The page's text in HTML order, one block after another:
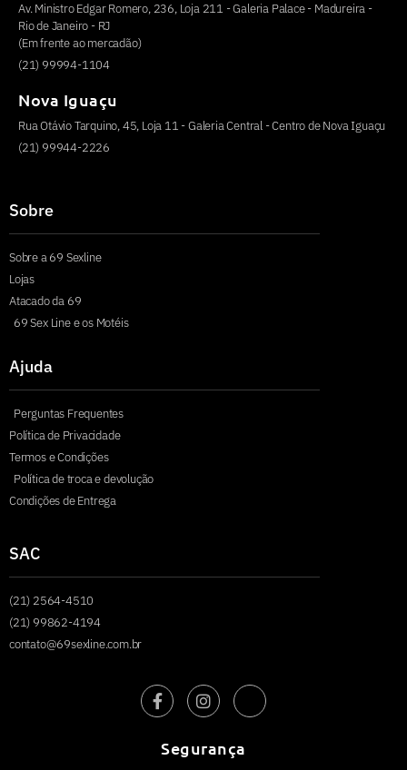
Av. Ministro Edgar Romero, 236, Loja 211 - Galeria Palace - Madureira -
Rio de Janeiro - RJ
(Em frente ao mercadão)
(21) 99994-1104
Nova Iguaçu
Rua Otávio Tarquino, 45, Loja 11 - Galeria Central - Centro de Nova Iguaçu
(21) 99944-2226
Sobre
Sobre a 69 Sexline
Lojas
Atacado da 69
69 Sex Line e os Motéis
Ajuda
Perguntas Frequentes
Política de Privacidade
Termos e Condições
Política de troca e devolução
Condições de Entrega
SAC
(21) 2564-4510
(21) 99862-4194
contato@69sexline.com.br
Segurança